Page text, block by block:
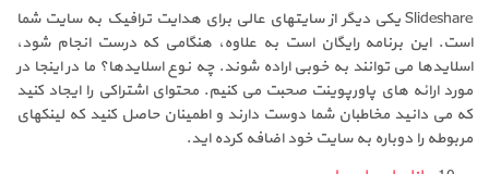
Slideshare یکی دیگر از سایتهای عالی برای هدایت ترافیک به سایت شما
است. این برنامه رایگان است به علاوه، هنگامی که درست انجام شود،
اسلایدها می توانند به خوبی اراده شوند. چه نوع اسلایدها؟ ما در اینجا در
مورد ارائه های پاورپوینت صحبت می کنیم. محتوای اشتراکی را ایجاد کنید
که می دانید مخاطبان شما دوست دارند و اطمینان حاصل کنید که لینکهای
مربوطه را دوباره به سایت خود اضافه کرده اید.